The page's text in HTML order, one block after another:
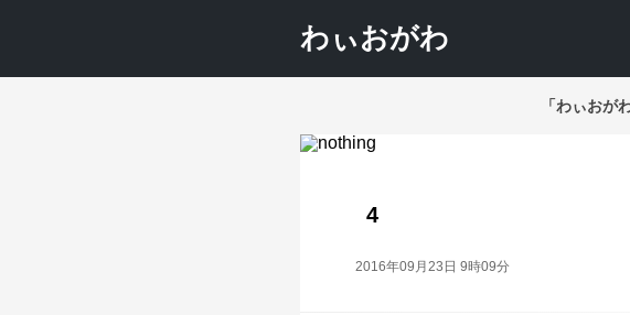
わぃおがわ
「わぃおが
4
2016年09月23日 9時09分